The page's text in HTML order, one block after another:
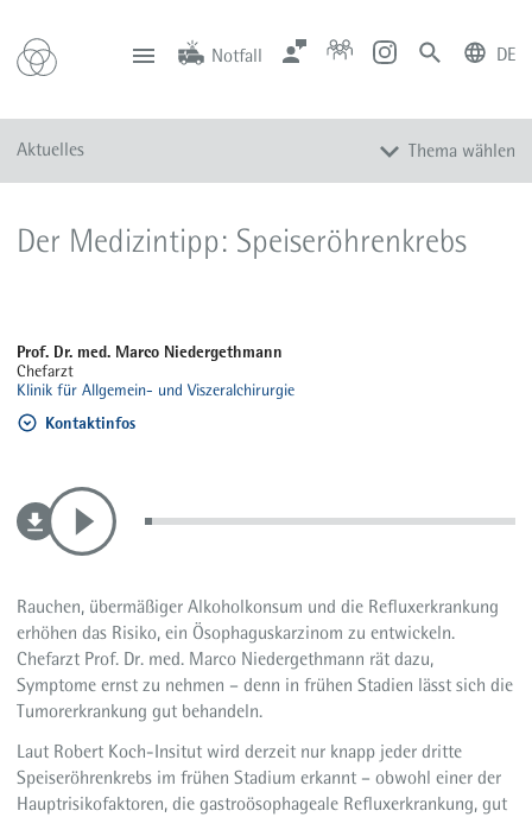
Notfall
Notfall Zentrale Anfahrt
DE
Aktuelles Thema wählen
Veranstaltungen
Zum YouTube-Kanal
Presse
Mediathek
Der Medizintipp: Speiseröhrenkrebs
Prof. Dr. med. Marco Niedergethmann
Chefarzt
Klinik für Allgemein- und Viszeralchirurgie
Kontaktinfos
Rauchen, übermäßiger Alkoholkonsum und die Refluxerkrankung
erhöhen das Risiko, ein Ösophaguskarzinom zu entwickeln.
Chefarzt Prof. Dr. med. Marco Niedergethmann rät dazu,
Symptome ernst zu nehmen – denn in frühen Stadien lässt sich die
Tumorerkrankung gut behandeln.
Laut Robert Koch-Insitut wird derzeit nur knapp jeder dritte
Speiseröhrenkrebs im frühen Stadium erkannt – obwohl einer der
Hauptrisikofaktoren, die gastroösophageale Refluxerkrankung, gut